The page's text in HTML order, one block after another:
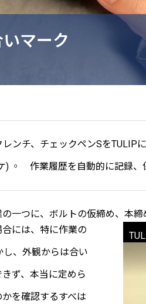
マーク
ンチ、チェックペンSを
) ◦ 作業履歴を自動的に記録、
一つに、ボルトの仮締め、本締
には、特に作業の
、外観からは合い
ず、本当に定めら
を確認するすべは